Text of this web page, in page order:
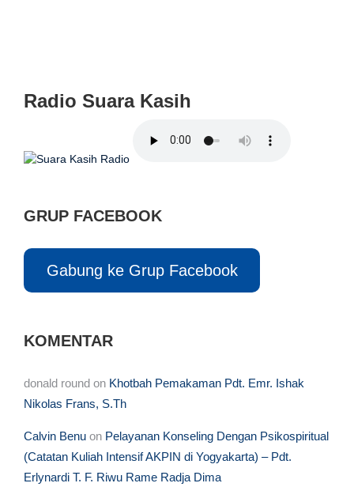
Radio Suara Kasih
GRUP FACEBOOK
Gabung ke Grup Facebook
KOMENTAR
donald round on Khotbah Pemakaman Pdt. Emr. Ishak
Nikolas Frans, S.Th
Calvin Benu on Pelayanan Konseling Dengan Psikospiritual
(Catatan Kuliah Intensif AKPIN di Yogyakarta) – Pdt.
Erlynardi T. F. Riwu Rame Radja Dima